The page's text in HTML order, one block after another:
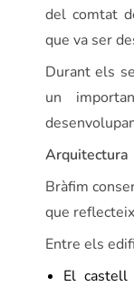
del comtat
que va ser
Durant els
un
Arquitectura
Bràfim
que
Entre els
El